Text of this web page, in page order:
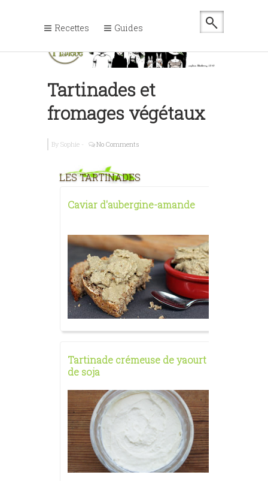
Recettes Guides
Tartinades et
fromages végétaux
By Sophie - No Comments
LES TARTINADES
Caviar d'aubergine-amande
Tartinade crémeuse de yaourt
de soja